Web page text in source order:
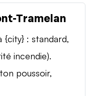
Tramelan
{city} : standard,
incendie).
poussoir,